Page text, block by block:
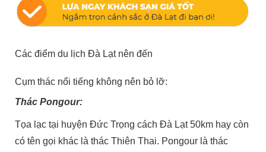
Các điểm du lịch Đà Lạt nên đến
Cụm thác nổi tiếng không nên bỏ lỡ:
Thác Pongour:
Tọa lạc tại huyện Đức Trọng cách Đà Lạt 50km hay còn
có tên gọi khác là thác Thiên Thai. Pongour là thác